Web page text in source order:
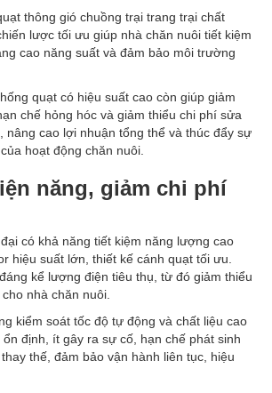
thông gió chuồng trại trang trại chất
lược tối ưu giúp nhà chăn nuôi tiết kiệm
cao năng suất và đảm bảo môi trường
quạt có hiệu suất cao còn giúp giảm
chế hỏng hóc và giảm thiểu chi phí sửa
nâng cao lợi nhuận tổng thể và thúc đẩy sự
hoạt động chăn nuôi.
năng, giảm chi phí
có khả năng tiết kiệm năng lượng cao
hiệu suất lớn, thiết kế cánh quạt tối ưu.
kể lượng điện tiêu thụ, từ đó giảm thiểu
nhà chăn nuôi.
kiểm soát tốc độ tự động và chất liệu cao
định, ít gây ra sự cố, hạn chế phát sinh
thế, đảm bảo vận hành liên tục, hiệu